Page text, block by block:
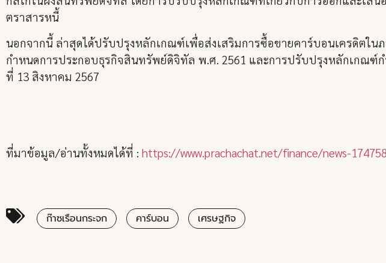
ตราสารหนี้
นอกจากนี้ ล่าสุดได้ปรับปรุงหลักเกณฑ์เพื่อส่งเสริมการซื้อขายคาร์บอนเครดิตใน
กำหนดการประกอบธุรกิจสินทรัพย์ดิจิทัล พ.ศ. 2561 และการปรับปรุงหลักเกณฑ์
ที่ 13 สิงหาคม 2567
ที่มาข้อมูล/อ่านทั้งหมดได้ที่ : https://www.prachachat.net/finance/news-
ก๊าซเรือนกระจก คาร์บอน เศรษฐกิจ